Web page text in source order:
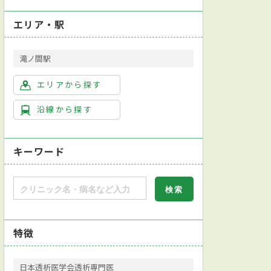
エリア・駅
滝ノ間駅
エリアから探す
沿線から探す
キーワード
特徴
日本透析医学会透析専門医